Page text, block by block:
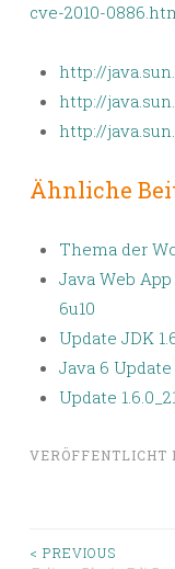
cve-2010-
http://
http://
http://
Ähnliche
Thema der
Java Web
6u10
Update JDK
Java 6 Update
Update
VERÖFFENTLICHT
< PREVIOUS